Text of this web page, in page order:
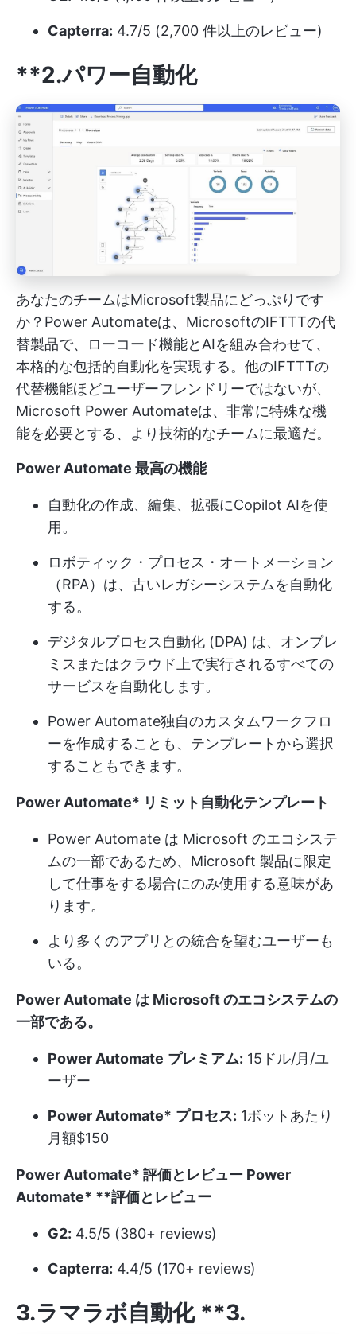
Capterra: 4.7/5 (2,700 件以上のレビュー)
**2.パワー自動化
あなたのチームはMicrosoft製品にどっぷりです
か？Power Automateは、MicrosoftのIFTTTの代
替製品で、ローコード機能とAIを組み合わせて、
本格的な包括的自動化を実現する。他のIFTTTの
代替機能ほどユーザーフレンドリーではないが、
Microsoft Power Automateは、非常に特殊な機
能を必要とする、より技術的なチームに最適だ。
Power Automate 最高の機能
自動化の作成、編集、拡張にCopilot AIを使
用。
ロボティック・プロセス・オートメーション
（RPA）は、古いレガシーシステムを自動化
する。
デジタルプロセス自動化 (DPA) は、オンプレ
ミスまたはクラウド上で実行されるすべての
サービスを自動化します。
Power Automate独自のカスタムワークフロ
ーを作成することも、テンプレートから選択
することもできます。
Power Automate* リミット 自動化テンプレート
Power Automate は Microsoft のエコシステ
ムの一部であるため、Microsoft 製品に限定
して仕事をする場合にのみ使用する意味があ
ります。
より多くのアプリとの統合を望むユーザーも
いる。
Power Automate は Microsoft のエコシステムの
一部である。
Power Automate プレミアム: 15ドル/月/ユ
ーザー
Power Automate* プロセス: 1ボットあたり
月額$150
Power Automate* 評価とレビュー Power
Automate* **評価とレビュー
G2: 4.5/5 (380+ reviews)
Capterra: 4.4/5 (170+ reviews)
3.ラマラボ自動化**3.